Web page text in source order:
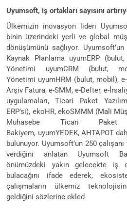
Uyumsoft, iş ortakları sayısını
Ülkemizin inovasyon lideri
binin üzerindeki yerli ve global
dönüşümünü sağlıyor.
Kaynak Planlama uyumERP
Yönetimi uyumCRM (bulut,
Yönetimi uyumHRM (bulut, mobil),
Arşiv Fatura, e-SMM, e-Defter, e-
uygulamaları, Ticari Paket
ERP’si), ekoHR, ekoSMMM (Mali
Muhasebe Ticari Paket
Bakiyem, uyumYEDEK, AHTAPOT
bulunuyor. Uyumsoft’un 250
verdiğini anlatan Uyumsoft
önümüzdeki yakın gelecekte iş
bulacağını ifade ederek,
çalışmaların ülkemiz
geldiğini sözlerine ekled